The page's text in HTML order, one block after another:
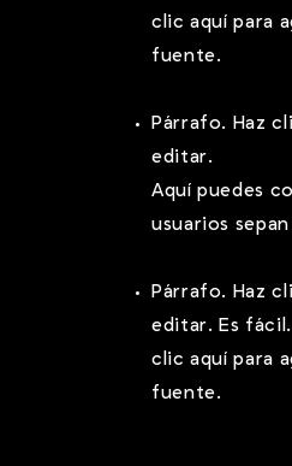
clic aquí para
fuente.
Párrafo. Haz
editar.
Aquí puedes
usuarios
Párrafo. Haz
editar. Es
clic aquí para
fuente.